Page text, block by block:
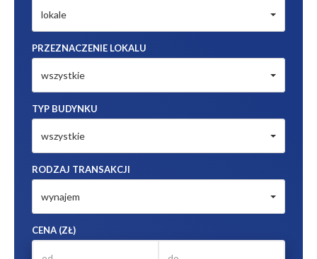
lokale
PRZEZNACZENIE LOKALU
wszystkie
TYP BUDYNKU
wszystkie
RODZAJ TRANSAKCJI
wynajem
CENA (ZŁ)